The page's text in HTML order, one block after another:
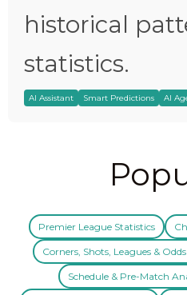
historical
statistics.
AI Assistant Smart Predictions AI
Premier League Statistics
Corners, Shots, Leagues &
Schedule & Pre-Match